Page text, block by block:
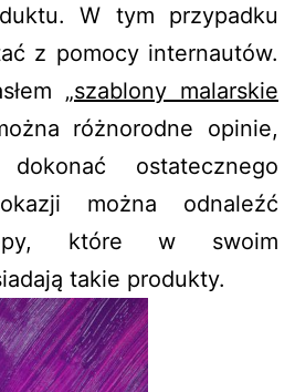
W tym przypadku
z pomocy internautów.
„szablony malarskie
różnorodne opinie,
ostatecznego
można odnaleźć
które w swoim
takie produkty.